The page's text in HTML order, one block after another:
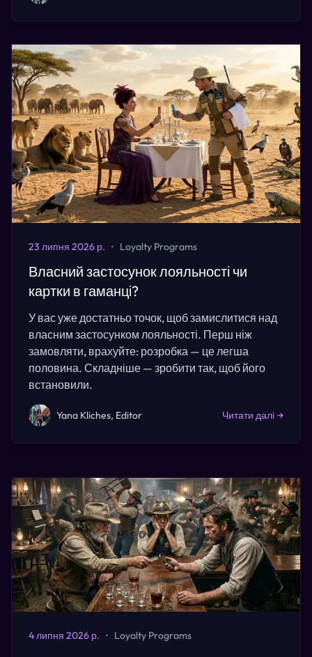
23 липня 2026 р. • Loyalty Programs
Власний застосунок лояльності чи
картки в гаманці?
У вас уже достатньо точок, щоб замислитися над
власним застосунком лояльності. Перш ніж
замовляти, врахуйте: розробка — це легша
половина. Складніше — зробити так, щоб його
встановили.
Yana Kliches, Editor Читати далі →
4 липня 2026 р. • Loyalty Programs